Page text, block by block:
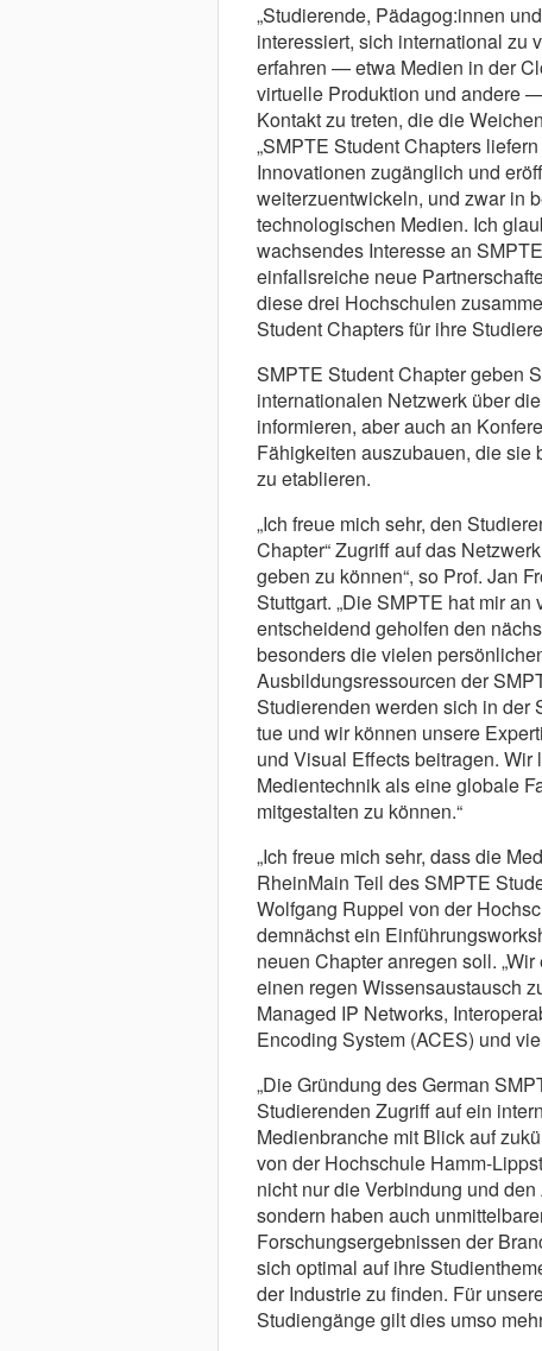
„Studierende, Pädagog:innen
interessiert, sich international zu
erfahren — etwa Medien in der
virtuelle Produktion und andere
Kontakt zu treten, die die
„SMPTE Student Chapters
Innovationen zugänglich und
weiterzuentwickeln, und zwar in
technologischen Medien. Ich
wachsendes Interesse an
einfallsreiche neue
diese drei Hochschulen
Student Chapters für ihre
SMPTE Student Chapter geben
internationalen Netzwerk über
informieren, aber auch an
Fähigkeiten auszubauen, die sie
zu etablieren.
„Ich freue mich sehr, den
Chapter“ Zugriff auf das
geben zu können“, so Prof. Jan
Stuttgart. „Die SMPTE hat mir
entscheidend geholfen den
besonders die vielen
Ausbildungsressourcen der
Studierenden werden sich in der
tue und wir können unsere
und Visual Effects beitragen.
Medientechnik als eine globale
mitgestalten zu können.“
„Ich freue mich sehr, dass die
RheinMain Teil des SMPTE
Wolfgang Ruppel von der
demnächst ein
neuen Chapter anregen soll.
einen regen Wissensaustausch
Managed IP Networks,
Encoding System (ACES) und
„Die Gründung des German
Studierenden Zugriff auf ein
Medienbranche mit Blick auf
von der Hochschule Hamm-
nicht nur die Verbindung und
sondern haben auch
Forschungsergebnissen der
sich optimal auf ihre
der Industrie zu finden. Für
Studiengänge gilt dies umso